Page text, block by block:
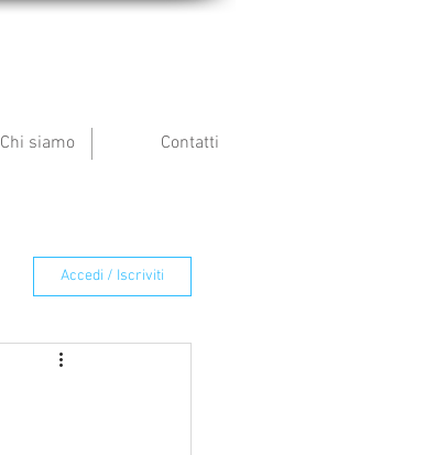
Chi siamo Contatti
Accedi / Iscriviti